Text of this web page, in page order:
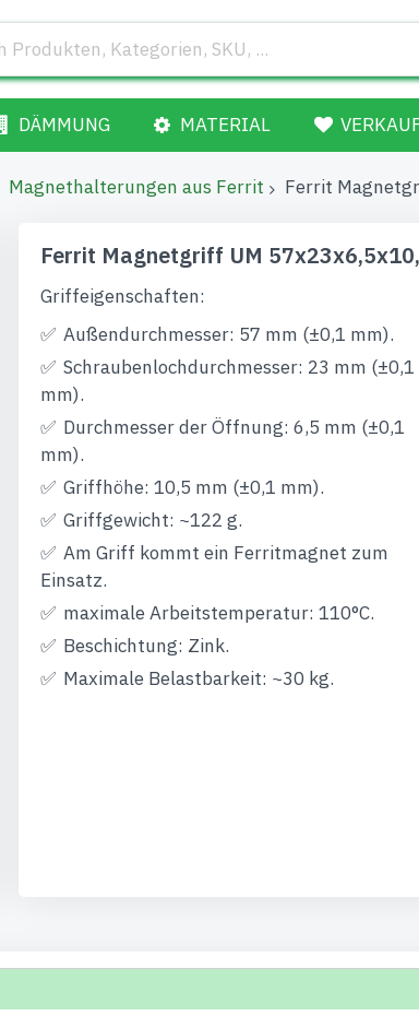
DÄMMUNG MATERIAL
Magnethalterungen aus Ferrit Ferrit
Ferrit Magnetgriff UM
Griffeigenschaften:
Außendurchmesser: 57 mm (±0,1 mm).
Schraubenlochdurchmesser: 23 mm (±0,1
mm).
Durchmesser der Öffnung: 6,5 mm (±0,1
mm).
Griffhöhe: 10,5 mm (±0,1 mm).
Griffgewicht: ~122 g.
Am Griff kommt ein Ferritmagnet zum
Einsatz.
maximale Arbeitstemperatur: 110°C.
Beschichtung: Zink.
Maximale Belastbarkeit: ~30 kg.